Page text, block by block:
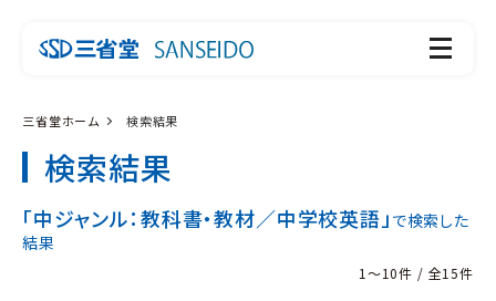
三省堂ホーム 検索結果
検索結果
「中ジャンル：教科書・教材／中学校英語」 で検索した
結果
1～10件 / 全15件